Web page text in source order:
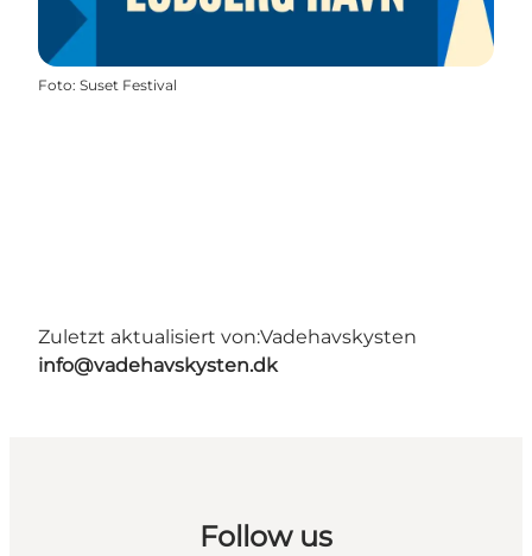
Foto: Suset Festival
Zuletzt aktualisiert von:Vadehavskysten
info@vadehavskysten.dk
Follow us